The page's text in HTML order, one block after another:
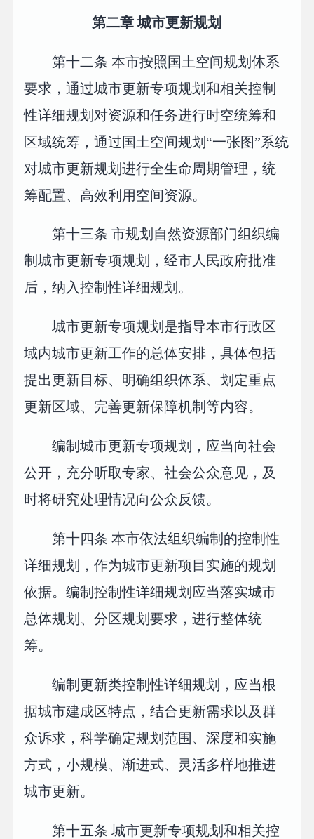
第二章 城市更新规划
第十二条 本市按照国土空间规划体系
要求，通过城市更新专项规划和相关控制
性详细规划对资源和任务进行时空统筹和
区域统筹，通过国土空间规划“一张图”系统
对城市更新规划进行全生命周期管理，统
筹配置、高效利用空间资源。
第十三条 市规划自然资源部门组织编
制城市更新专项规划，经市人民政府批准
后，纳入控制性详细规划。
城市更新专项规划是指导本市行政区
域内城市更新工作的总体安排，具体包括
提出更新目标、明确组织体系、划定重点
更新区域、完善更新保障机制等内容。
编制城市更新专项规划，应当向社会
公开，充分听取专家、社会公众意见，及
时将研究处理情况向公众反馈。
第十四条 本市依法组织编制的控制性
详细规划，作为城市更新项目实施的规划
依据。编制控制性详细规划应当落实城市
总体规划、分区规划要求，进行整体统
筹。
编制更新类控制性详细规划，应当根
据城市建成区特点，结合更新需求以及群
众诉求，科学确定规划范围、深度和实施
方式，小规模、渐进式、灵活多样地推进
城市更新。
第十五条 城市更新专项规划和相关控